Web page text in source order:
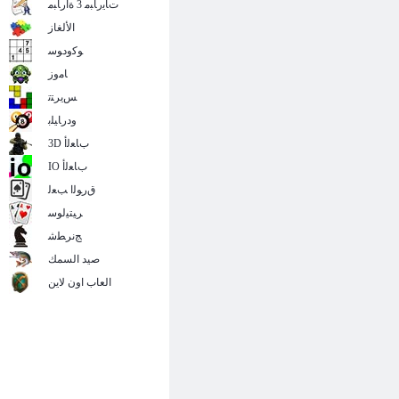
ﺕﺎﻳﺭﺎﺒﻣ 3 ﺓﺍﺭﺎﺒﻣ
الألغاز
ﻮﻛﻭﺩﻮﺳ
ﺎﻣﻭﺯ
ﺲﻳﺮﺘﺗ
ﻭﺩﺭﺎﻴﻠﺑ
3D ﺏﺎﻌﻟﺃ
IO ﺏﺎﻌﻟﺃ
ﻕﺭﻮﻟﺍ ﺐﻌﻟ
ﺮﻴﺘﻴﻟﻮﺳ
ﺞﻧﺮﻄﺷ
صيد السمك
العاب اون لاين